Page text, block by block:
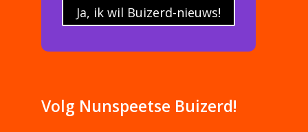
Ja, ik wil Buizerd-nieuws!
Volg Nunspeetse Buizerd!